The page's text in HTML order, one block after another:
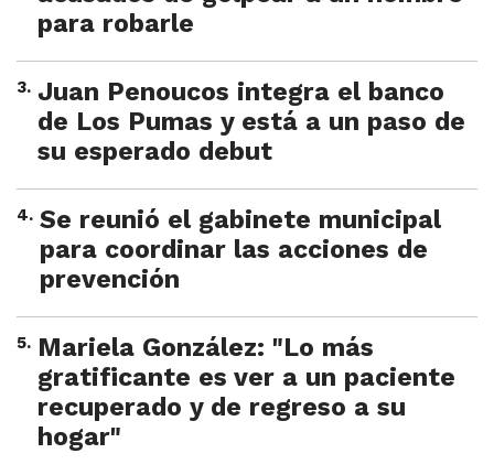
para robarle
3. Juan Penoucos integra el banco
de Los Pumas y está a un paso de
su esperado debut
4. Se reunió el gabinete municipal
para coordinar las acciones de
prevención
5. Mariela González: "Lo más
gratificante es ver a un paciente
recuperado y de regreso a su
hogar"